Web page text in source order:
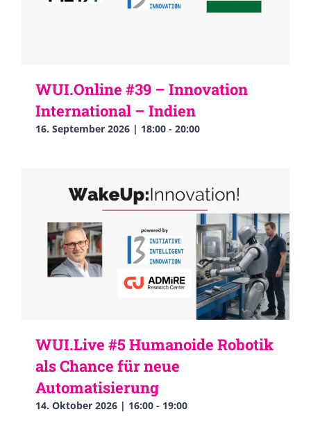
WUI.Online #39 – Innovation
International – Indien
16. September 2026 | 18:00 - 20:00
WUI.Live #5 Humanoide Robotik
als Chance für neue
Automatisierung
14. Oktober 2026 | 16:00 - 19:00